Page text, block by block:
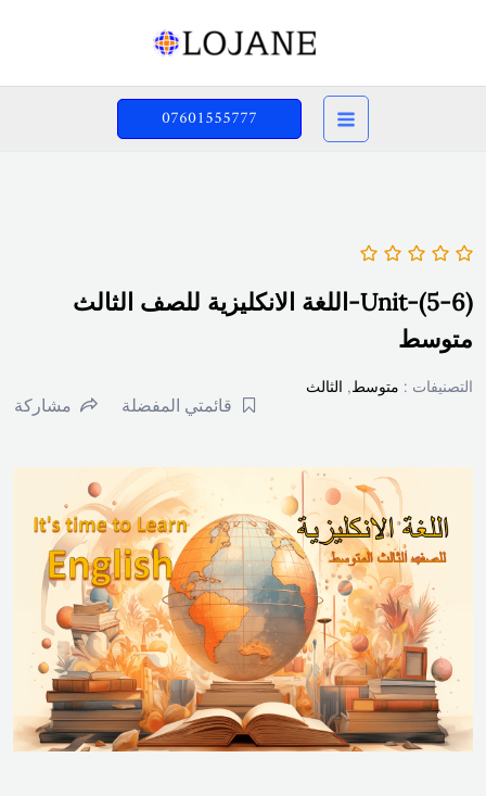
07601555777
Unit-(5-6)-اللغة الانكليزية للصف الثالث
متوسط
التصنيفات : متوسط, الثالث
قائمتي المفضلة مشاركة